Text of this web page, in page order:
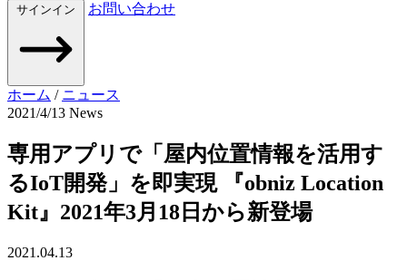
お問い合わせ
ホーム / ニュース
2021/4/13 News
専用アプリで「屋内位置情報を活用す
るIoT開発」を即実現 『obniz Location
Kit』2021年3月18日から新登場
2021.04.13